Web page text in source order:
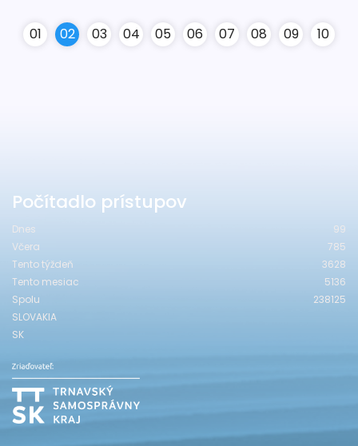
01 02 03 04 05 06 07 08 09 10
Počítadlo prístupov
Dnes
99
Včera
785
Tento týždeň
3628
Tento mesiac
5136
Spolu
238125
SLOVAKIA
SK